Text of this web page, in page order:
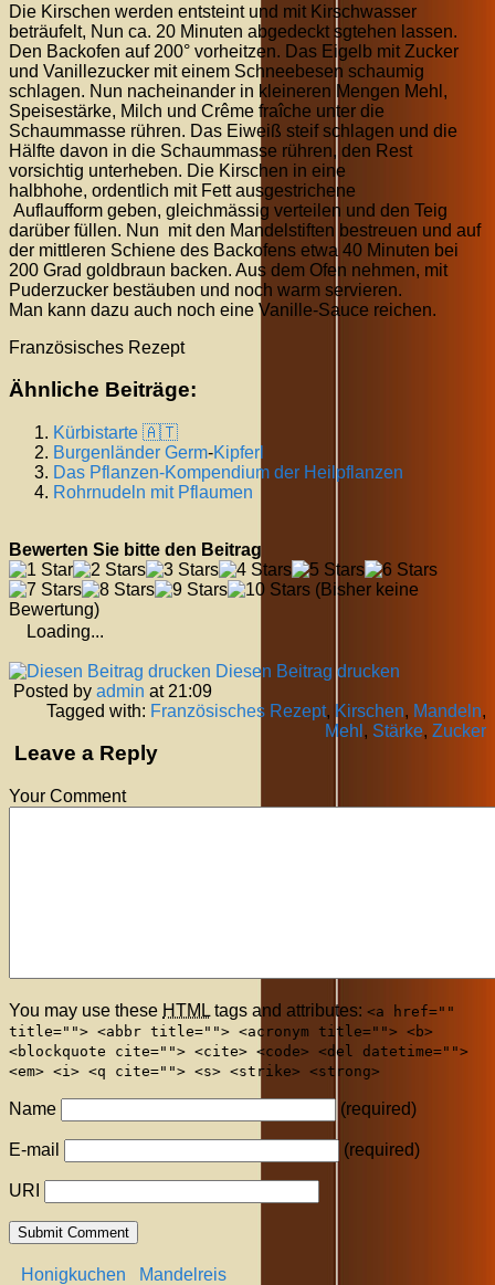
Die Kirschen werden entsteint und mit Kirschwasser
beträufelt, Nun ca. 20 Minuten abgedeckt sgtehen lassen.
Den Backofen auf 200° vorheitzen. Das Eigelb mit Zucker
und Vanillezucker mit einem Schneebesen schaumig
schlagen. Nun nacheinander in kleineren Mengen Mehl,
Speisestärke, Milch und Crême fraîche unter die
Schaummasse rühren. Das Eiweiß steif schlagen und die
Hälfte davon in die Schaummasse rühren, den Rest
vorsichtig unterheben. Die Kirschen in eine
halbhohe, ordentlich mit Fett ausgestrichene
Auflaufform geben, gleichmässig verteilen und den Teig
darüber füllen. Nun mit den Mandelstiften bestreuen und auf
der mittleren Schiene des Backofens etwa 40 Minuten bei
200 Grad goldbraun backen. Aus dem Ofen nehmen, mit
Puderzucker bestäuben und noch warm servieren.
Man kann dazu auch noch eine Vanille-Sauce reichen.
Französisches Rezept
Ähnliche Beiträge:
Kürbistarte 🇦🇹
Burgenländer Germ-Kipferl
Das Pflanzen-Kompendium der Heilpflanzen
Rohrnudeln mit Pflaumen
Bewerten Sie bitte den Beitrag
(Bisher keine
Bewertung)
Loading...
Diesen Beitrag drucken
Posted by admin at 21:09
Tagged with: Französisches Rezept, Kirschen, Mandeln,
Mehl , Stärke, Zucker
Leave a Reply
Your Comment
You may use these HTML tags and attributes: <a href=""
title=""> <abbr title=""> <acronym title=""> <b>
<blockquote cite=""> <cite> <code> <del datetime="">
<em> <i> <q cite=""> <s> <strike> <strong>
Name (required)
E-mail (required)
URI
Honigkuchen Mandelreis